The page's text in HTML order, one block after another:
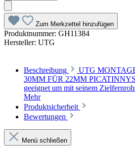
Zum Merkzettel hinzufügen
Produktnummer: GH11384
Hersteller: UTG
Beschreibung
UTG
30MM FÜR 22MM
geeignet um mit seinem
Mehr
Produktsicherheit
Bewertungen
Menü schließen